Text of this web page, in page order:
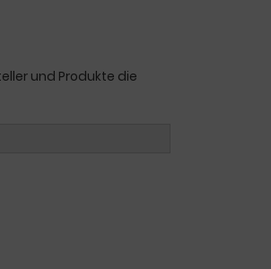
und Produkte die